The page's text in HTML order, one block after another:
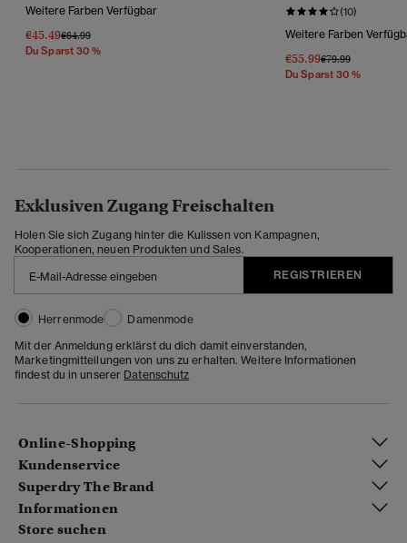
Weitere Farben Verfügbar
€45.49Preis Wurde Reduziert Von
€64.99Bis
Du Sparst 30 %
(10)
Weitere Farben
€55.99Preis Wurde
€79.99Bis
Du Sparst 30 %
Exklusiven Zugang Freischalten
Holen Sie sich Zugang hinter die Kulissen von Kampagnen,
Kooperationen, neuen Produkten und Sales.
REGISTRIEREN
Herrenmode
Damenmode
Mit der Anmeldung erklärst du dich damit einverstanden,
Marketingmitteilungen von uns zu erhalten. Weitere Informationen
findest du in unserer Datenschutz
Online-Shopping
Kundenservice
Superdry The Brand
Informationen
Store suchen